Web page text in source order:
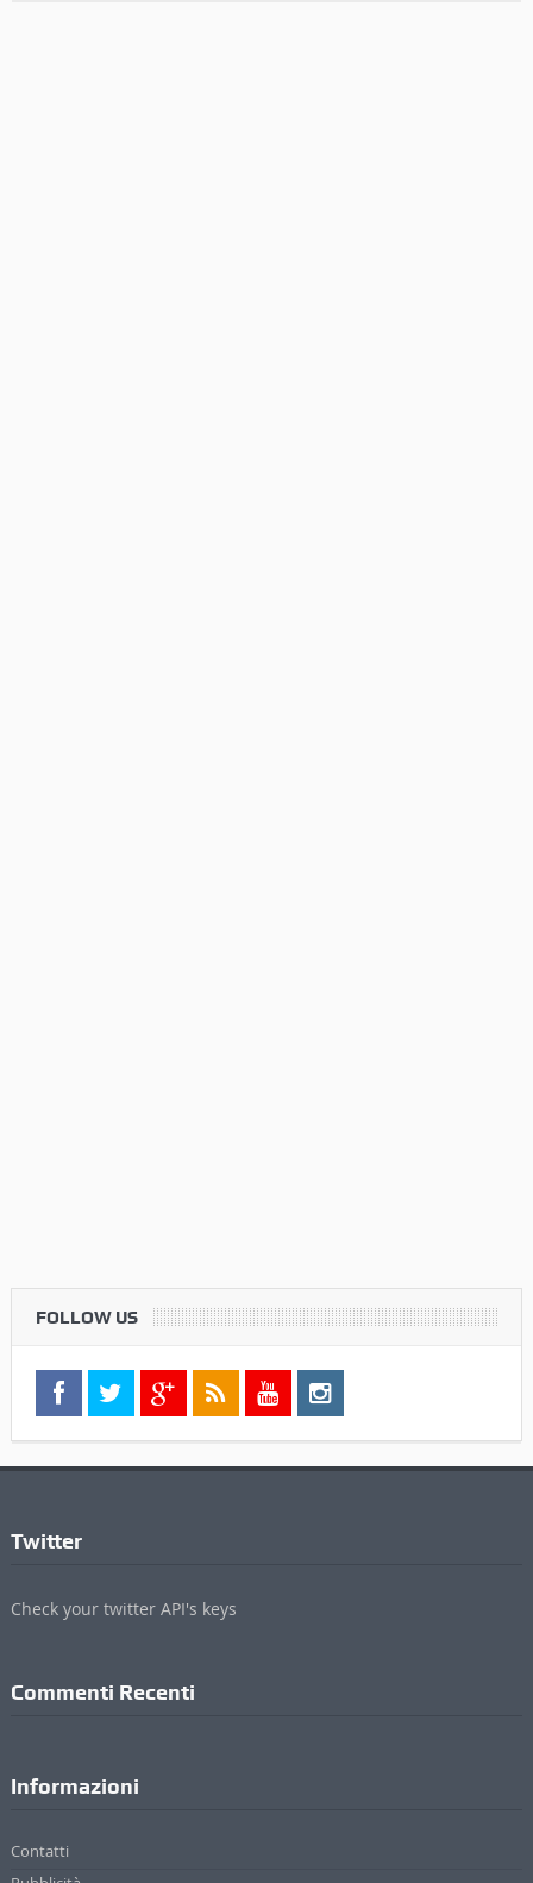
FOLLOW US
Twitter
Check your twitter API's keys
Commenti Recenti
Informazioni
Contatti